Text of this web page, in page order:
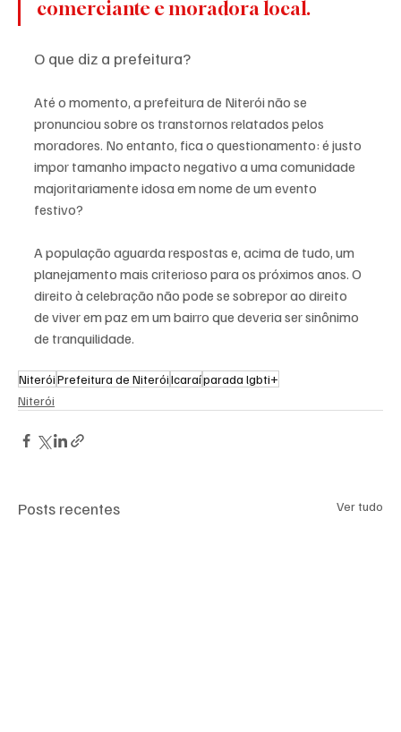
comerciante e moradora local.
O que diz a prefeitura?
Até o momento, a prefeitura de Niterói não se
pronunciou sobre os transtornos relatados pelos
moradores. No entanto, fica o questionamento: é justo
impor tamanho impacto negativo a uma comunidade
majoritariamente idosa em nome de um evento
festivo?
A população aguarda respostas e, acima de tudo, um
planejamento mais criterioso para os próximos anos. O
direito à celebração não pode se sobrepor ao direito
de viver em paz em um bairro que deveria ser sinônimo
de tranquilidade.
NiteróiPrefeitura de NiteróiIcaraíparada lgbti+
Niterói
Posts recentes Ver tudo